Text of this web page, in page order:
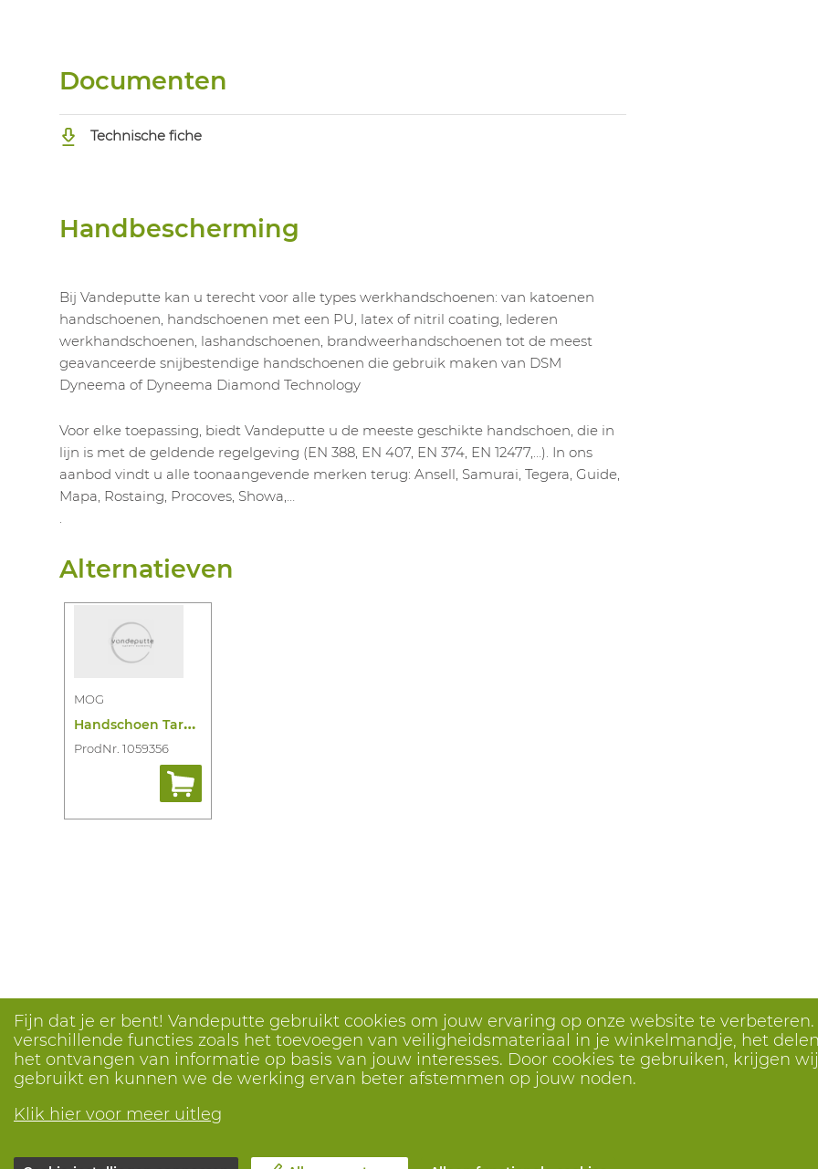
Documenten
Technische fiche
Handbescherming
Bij Vandeputte kan u terecht voor alle types werkhandschoenen: van katoenen
handschoenen, handschoenen met een PU, latex of nitril coating, lederen
werkhandschoenen, lashandschoenen, brandweerhandschoenen tot de meest
geavanceerde snijbestendige handschoenen die gebruik maken van DSM
Dyneema of Dyneema Diamond Technology
Voor elke toepassing, biedt Vandeputte u de meeste geschikte handschoen, die in
lijn is met de geldende regelgeving (EN 388, EN 407, EN 374, EN 12477,…). In ons
aanbod vindt u alle toonaangevende merken terug: Ansell, Samurai, Tegera, Guide,
Mapa, Rostaing, Procoves, Showa,…
.
Alternatieven
MOG
H
andschoen Target Trivium Coyote Brown
ProdNr. 1059356
Fijn dat je er bent! Vandeputte gebruikt cookies om jouw ervaring op onze website te
verschillende functies zoals het toevoegen van veiligheidsmateriaal in je winkelmandje, het
het ontvangen van informatie op basis van jouw interesses. Door cookies te gebruiken, krijgen
gebruikt en kunnen we de werking ervan beter afstemmen op jouw noden.
Klik hier voor meer uitleg